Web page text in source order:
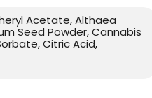
Acetate, Althaea
Seed Powder, Cannabis
Citric Acid,